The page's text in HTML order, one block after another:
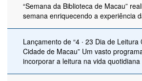
“Semana da Biblioteca de Macau”
semana enriquecendo a experiência
Lançamento de “4 ∙ 23 Dia de
Cidade de Macau” Um vasto
incorporar a leitura na vida quotidiana